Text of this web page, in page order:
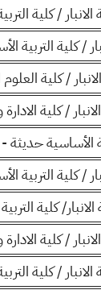
/ كلية
/ كلية التربية
/ كلية
/ كلية
الأساسية
/ كلية التربية
كلية
/ كلية
/ كلية